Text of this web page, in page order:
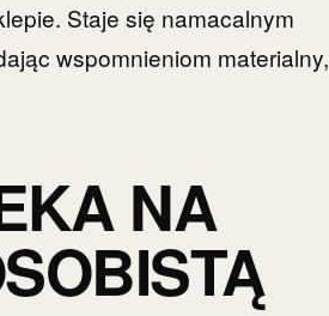
Staje się namacalnym
wspomnieniom materialny,
NA